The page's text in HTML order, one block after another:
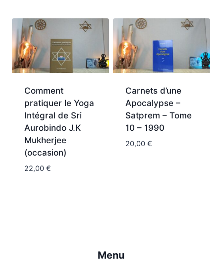
Comment
pratiquer le Yoga
Intégral de Sri
Aurobindo J.K
Mukherjee
(occasion)
22,00 €
Carnets d’une
Apocalypse –
Satprem – Tome
10 – 1990
20,00 €
Menu